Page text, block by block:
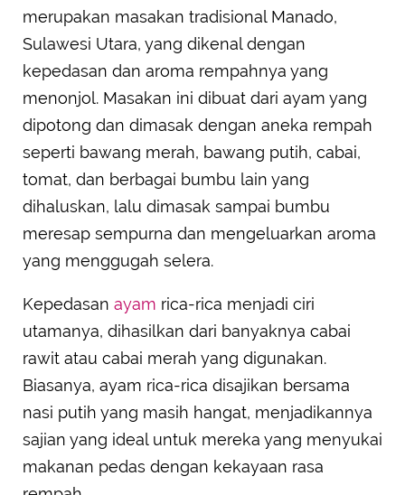
merupakan masakan tradisional Manado,
Sulawesi Utara, yang dikenal dengan
kepedasan dan aroma rempahnya yang
menonjol. Masakan ini dibuat dari ayam yang
dipotong dan dimasak dengan aneka rempah
seperti bawang merah, bawang putih, cabai,
tomat, dan berbagai bumbu lain yang
dihaluskan, lalu dimasak sampai bumbu
meresap sempurna dan mengeluarkan aroma
yang menggugah selera.
Kepedasan ayam rica-rica menjadi ciri
utamanya, dihasilkan dari banyaknya cabai
rawit atau cabai merah yang digunakan.
Biasanya, ayam rica-rica disajikan bersama
nasi putih yang masih hangat, menjadikannya
sajian yang ideal untuk mereka yang menyukai
makanan pedas dengan kekayaan rasa